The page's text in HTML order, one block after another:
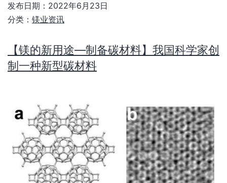
发布日期： 2022年6月23日
分类： 镁业资讯
【镁的新用途—制备碳材料】我国科学家创
制一种新型碳材料